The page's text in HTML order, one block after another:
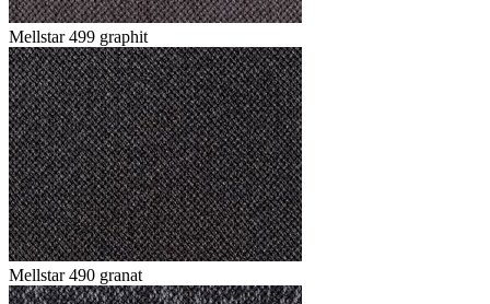
Mellstar 499 graphit
Mellstar 490 granat